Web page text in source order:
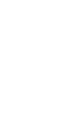
mesaj